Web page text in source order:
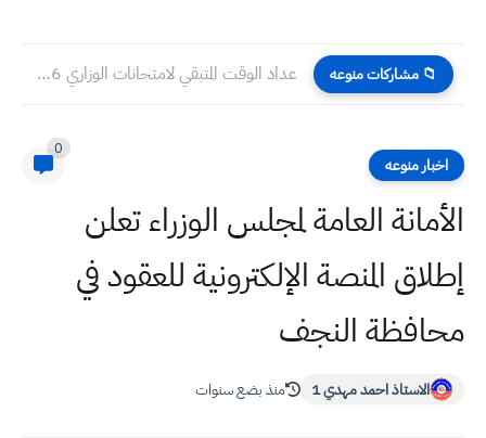
📁 مشاركات منوعه عداد الوقت المتبقي لامتحانات الوزاري 2026 الصف الثالث المتوسط
اخبار منوعه
0
الأمانة العامة لمجلس الوزراء تعلن
إطلاق المنصة الإلكترونية للعقود في
محافظة النجف
الاستاذ احمد مهدي 1 منذ بضع سنوات